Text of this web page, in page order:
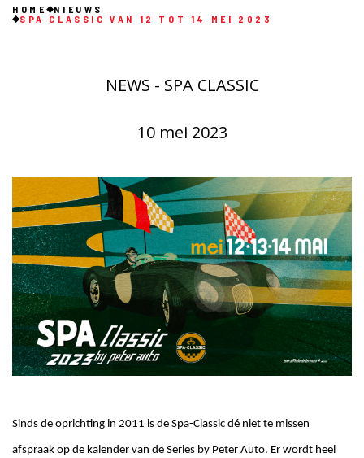
HOME
NIEUWS
SPA CLASSIC VAN 12 TOT 14 MEI 2023
NEWS - SPA CLASSIC
10 mei 2023
Sinds de oprichting in 2011 is de Spa-Classic dé niet te missen
afspraak op de kalender van de Series by Peter Auto. Er wordt heel